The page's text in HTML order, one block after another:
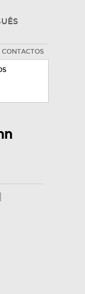
CONTACTOS